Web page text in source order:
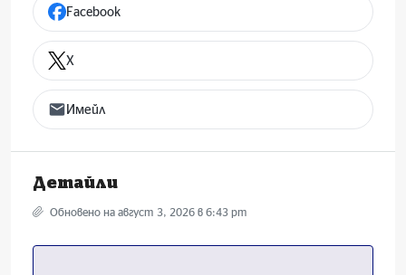
Facebook
X
Имейл
Детайли
Обновено на август 3, 2026 в 6:43 pm